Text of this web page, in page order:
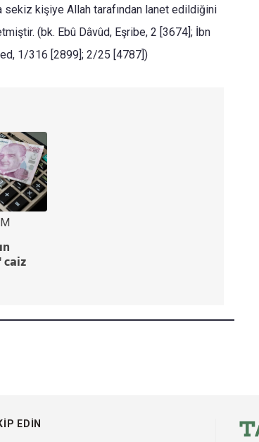
sekiz kişiye Allah tarafından lanet edildiğini
(bk. Ebû Dâvûd, Eşribe, 2 [3674]; İbn
1/316 [2899]; 2/25 [4787])
caiz
EDIN